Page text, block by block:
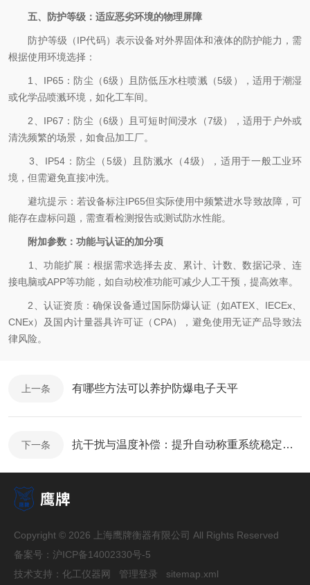
五、防护等级：适应恶劣环境的物理屏障
防护等级（IP代码）表示设备对外界固体和液体的防护能力，需
根据使用环境选择：
1、IP65：防尘（6级）且防低压水柱喷溅（5级），适用于潮湿
或化学品喷溅环境，如化工车间。
2、IP67：防尘（6级）且可短时间浸水（7级），适用于户外或
清洗频繁的场景，如食品加工厂。
3、IP54：防尘（5级）且防溅水（4级），适用于一般工业环
境，但需避免直接冲洗。
避坑提示： 若设备标注IP65但实际使用中频繁进水导致故障，可
能存在虚标问题，需查看检测报告或测试防水性能。
附加参数：功能与认证的加分项
1、功能扩展：根据需求选择去皮、累计、计数、数据记录、连
接电脑或APP等功能，如自动校准功能可减少人工干预，提高效率。
2、认证资质：确保设备通过国际防爆认证（如ATEX、IECEx、
CNEx）及国内计量器具许可证（CPA），避免使用无证产品导致法
律风险。
上一条 有哪些方法可以养护防爆电子天平
下一条 抗干扰与温度补偿：提升自动称重系统稳定性的关键技术
Copyright © 2026 上海鹰牌衡器有限公司 All Rights Reserved
备案号： 沪ICP备14002330号-5
技术支持： 化工仪器网 管理登录 sitemap.xml